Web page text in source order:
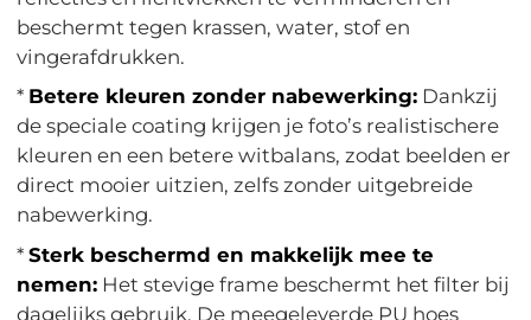
beschermt tegen krassen, water, stof en
vingerafdrukken.
* Betere kleuren zonder nabewerking: Dankzij
de speciale coating krijgen je foto’s realistischere
kleuren en een betere witbalans, zodat beelden er
direct mooier uitzien, zelfs zonder uitgebreide
nabewerking.
*Sterk beschermd en makkelijk mee te
nemen: Het stevige frame beschermt het filter bij
dagelijks gebruik. De meegeleverde PU hoes